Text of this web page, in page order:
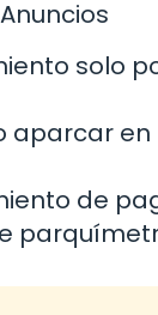
Anuncios
solo
aparcar en
de